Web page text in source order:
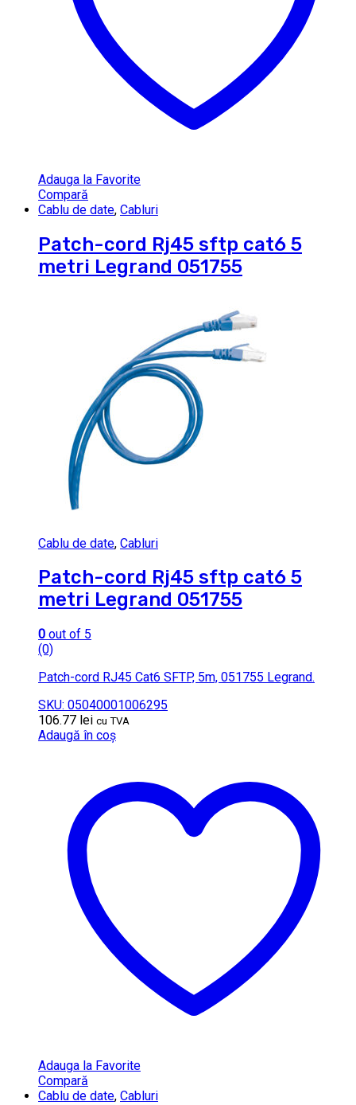
Adauga la Favorite
Compară
Cablu de date, Cabluri
Patch-cord Rj45 sftp cat6 5
metri Legrand 051755
Cablu de date, Cabluri
Patch-cord Rj45 sftp cat6 5
metri Legrand 051755
0 out of 5
(0)
Patch-cord RJ45 Cat6 SFTP, 5m, 051755 Legrand.
SKU: 05040001006295
106.77 lei cu TVA
Adaugă în coș
Adauga la Favorite
Compară
Cablu de date, Cabluri